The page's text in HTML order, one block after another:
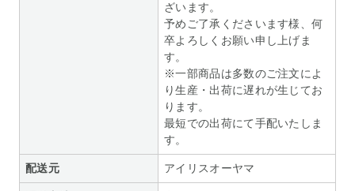
ざいます。
予めご了承くださいます様、何
卒よろしくお願い申し上げま
す。
※一部商品は多数のご注文によ
り生産・出荷に遅れが生じてお
ります。
最短での出荷にて手配いたしま
す。
配送元 アイリスオーヤマ